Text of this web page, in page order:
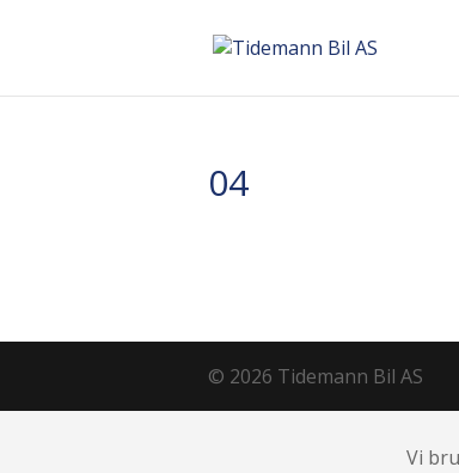
04
© 2026 Tidemann Bil AS
Vi